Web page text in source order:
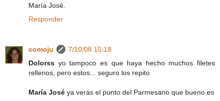
María José.
Responder
comoju
7/10/08 15:18
Dolorss yo tampoco es que haya hecho muchos filetes
rellenos, pero estos... seguro los repito
María José ya verás el punto del Parmesano que bueno es